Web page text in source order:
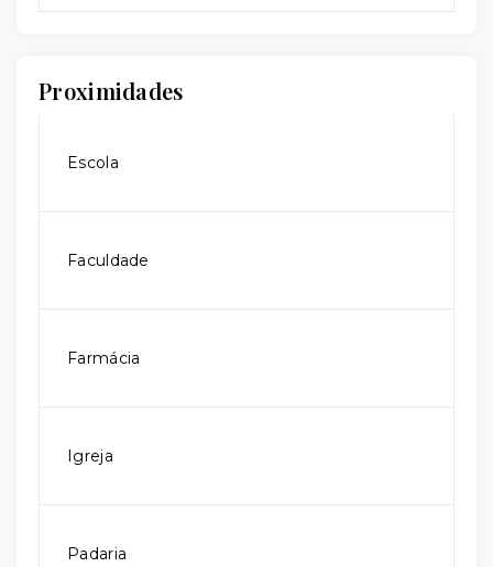
Proximidades
Escola
Faculdade
Farmácia
Igreja
Padaria